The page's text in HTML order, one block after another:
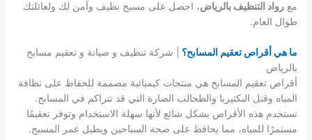
معرواد التنظيف بالرياض، احصل على مسبح نظيف وآمن لك ولعائلتك
طوال العام.
ما هي أقراص تعقيم المسابح؟ | شركة تنظيف و صيانة و تعقيم مسابح
بالرياض
أقراص تعقيم المسابح هي منتجات كيميائية مصممة للحفاظ على نظافة
المياه وقتل البكتيريا والطحالب الضارة التي قد تتراكم في المسابح.
تستخدم هذه الأقراص بشكل شائع لأنها سهلة الاستخدام وتوفر تعقيمًا
مستمرًا للمياه، مما يحافظ على صحة السباحين ويطيل عمر المسبح.